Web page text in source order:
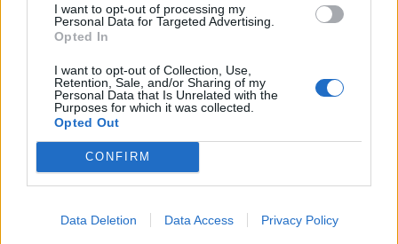
I want to opt-out of processing my
Personal Data for Targeted Advertising.
Opted In
I want to opt-out of Collection, Use,
Retention, Sale, and/or Sharing of my
Personal Data that Is Unrelated with the
Purposes for which it was collected.
Opted Out
CONFIRM
Data Deletion Data Access Privacy Policy
PIOMBO
FRATELLI S.N.C.
DI PIOMBO
DAVIDE, NADIA E
ALESSIO
non pervenuto Celle Ligure
CARROZZERIA
CERONE DI